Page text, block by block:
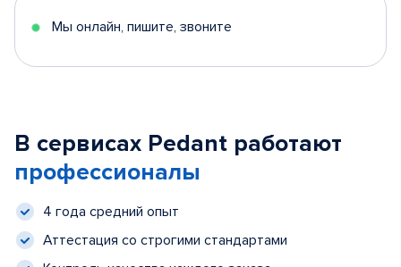
Мы онлайн, пишите, звоните
В сервисах Pedant работают
профессионалы
4 года средний опыт
Аттестация со строгими стандартами